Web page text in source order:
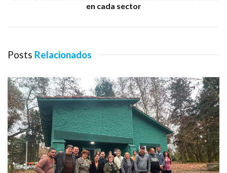
en cada sector
Posts Relacionados